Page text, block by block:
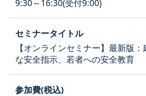
9:30～16:30(受付9:00)
【オンラインセミナー】最新版
な安全指示、若者への安全教育